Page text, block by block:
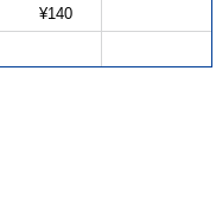
¥140